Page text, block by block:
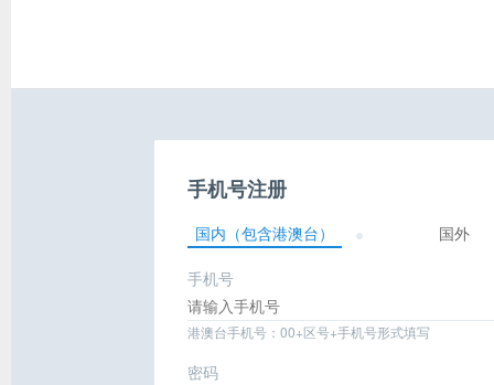
手机号注册
国内（包含港澳台） 国外
手机号
港澳台手机号：00+区号+手机号形式填写
密码